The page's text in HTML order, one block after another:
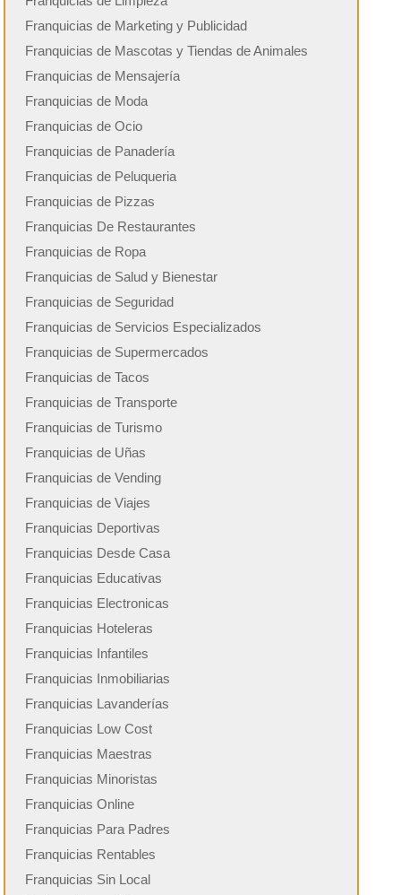
Franquicias de Marketing y Publicidad
Franquicias de Mascotas y Tiendas de Animales
Franquicias de Mensajería
Franquicias de Moda
Franquicias de Ocio
Franquicias de Panadería
Franquicias de Peluqueria
Franquicias de Pizzas
Franquicias De Restaurantes
Franquicias de Ropa
Franquicias de Salud y Bienestar
Franquicias de Seguridad
Franquicias de Servicios Especializados
Franquicias de Supermercados
Franquicias de Tacos
Franquicias de Transporte
Franquicias de Turismo
Franquicias de Uñas
Franquicias de Vending
Franquicias de Viajes
Franquicias Deportivas
Franquicias Desde Casa
Franquicias Educativas
Franquicias Electronicas
Franquicias Hoteleras
Franquicias Infantiles
Franquicias Inmobiliarias
Franquicias Lavanderías
Franquicias Low Cost
Franquicias Maestras
Franquicias Minoristas
Franquicias Online
Franquicias Para Padres
Franquicias Rentables
Franquicias Sin Local